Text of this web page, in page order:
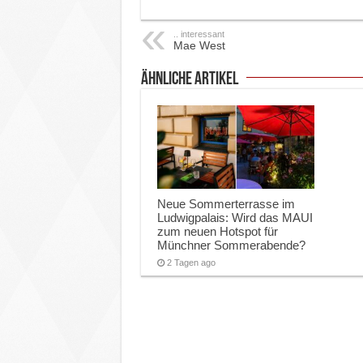
.. interessant
Mae West
ähnliche Artikel
Neue Sommerterrasse im
Ludwigpalais: Wird das MAUI
zum neuen Hotspot für
Münchner Sommerabende?
2 Tagen ago